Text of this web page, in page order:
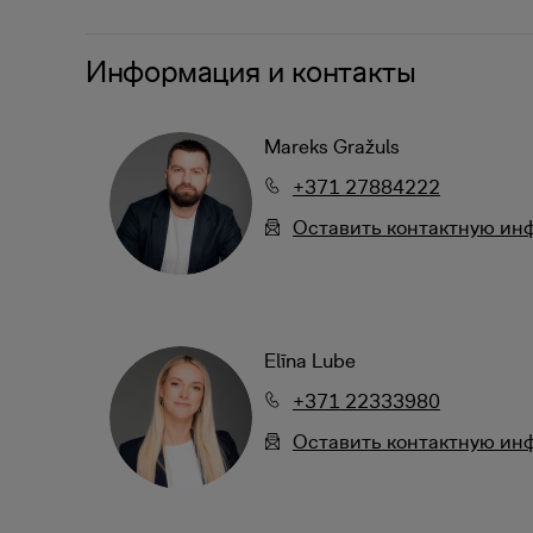
Информация и контакты
Mareks Gražuls
+371 27884222
Oставить контактную
Elīna Lube
+371 22333980
Oставить контактную